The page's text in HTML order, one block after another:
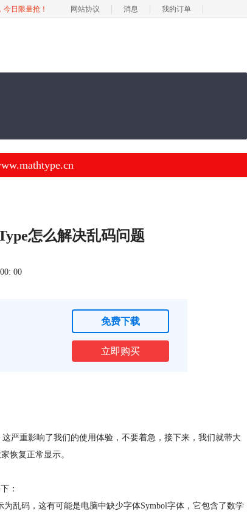
今日限量抢！ 网站协议 消息 我的订单
怎么解决乱码问题
00
免费下载
立即购买
严重影响了我们的使用体验，不要着急，接下来，我们就带大
恢复正常显示。
：
为乱码 ，这有可能是电脑中缺少字体Symbol字体 ，它包含了数学